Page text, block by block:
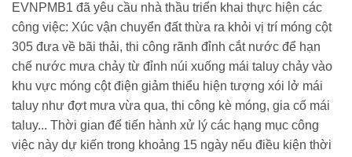
EVNPMB1 đã yêu cầu nhà thầu triển khai thực hiện các
công việc: Xúc vận chuyển đất thừa ra khỏi vị trí móng cột
305 đưa về bãi thải, thi công rãnh đỉnh cắt nước để hạn
chế nước mưa chảy từ đỉnh núi xuống mái taluy chảy vào
khu vực móng cột điện giảm thiểu hiện tượng xói lở mái
taluy như đợt mưa vừa qua, thi công kè móng, gia cố mái
taluy... Thời gian để tiến hành xử lý các hạng mục công
việc này dự kiến trong khoảng 15 ngày nếu điều kiện thời